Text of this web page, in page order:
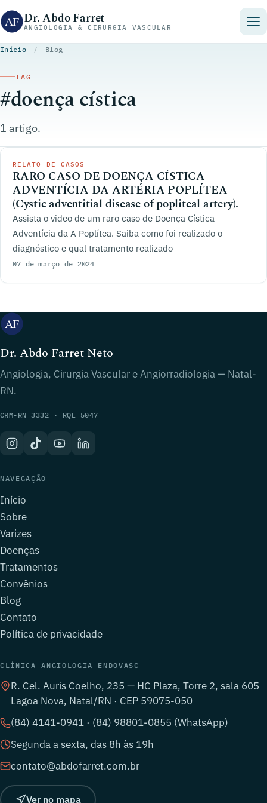
Pular para o conteúdo
Dr. Abdo Farret
ANGIOLOGIA & CIRURGIA VASCULAR
Início / Blog
TAG
#doença cística
1 artigo.
RELATO DE CASOS
RARO CASO DE DOENÇA CÍSTICA
ADVENTÍCIA DA ARTÉRIA POPLÍTEA
(Cystic adventitial disease of popliteal artery).
Assista o video de um raro caso de Doença Cística
Adventícia da A Poplítea. Saiba como foi realizado o
diagnóstico e qual tratamento realizado
07 de março de 2024
Dr. Abdo Farret Neto
Angiologia, Cirurgia Vascular e Angiorradiologia — Natal-
RN.
CRM-RN 3332 · RQE 5047
NAVEGAÇÃO
Início
Sobre
Varizes
Doenças
Tratamentos
Convênios
Blog
Contato
Política de privacidade
CLÍNICA ANGIOLOGIA ENDOVASC
R. Cel. Auris Coelho, 235 — HC Plaza, Torre 2, sala 605
Lagoa Nova, Natal/RN · CEP 59075-050
(84) 4141-0941 · (84) 98801-0855 (WhatsApp)
Segunda a sexta, das 8h às 19h
contato@abdofarret.com.br
Ver no mapa